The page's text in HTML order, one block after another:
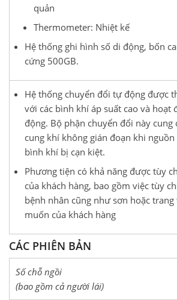
Hệ thống chuyển đổi tự động được
với các bình khí áp suất cao và hoạt
động. Bộ phận chuyển đổi này cung
cung khí không gián đoạn khi
bình khí bị cạn kiệt.
Phương tiện có khả năng được tùy
của khách hàng, bao gồm việc tùy
bệnh nhân cũng như sơn hoặc
muốn của khách hàng
quản
Thermometer: Nhiệt kế
Hệ thống ghi hình số di động, bốn
cứng 500GB.
CÁC PHIÊN BẢN
Số chỗ ngồi
(bao gồm cả người lái)